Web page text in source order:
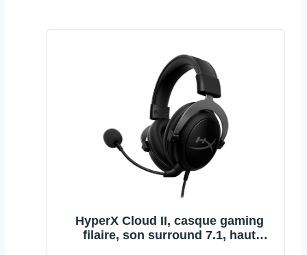
HyperX Cloud II, casque gaming
filaire, son surround 7.1, haut